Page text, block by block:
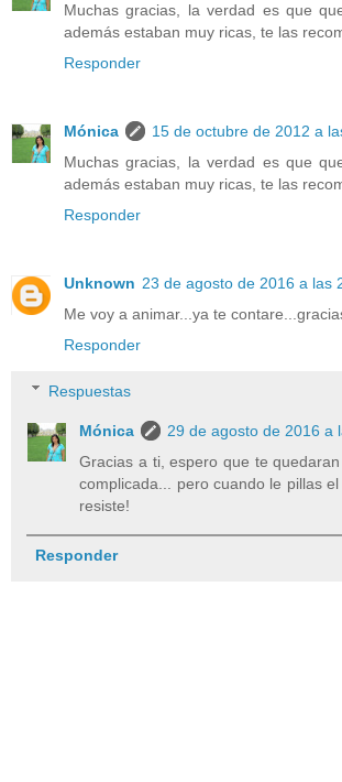
Muchas gracias, la verdad es que
además estaban muy ricas, te las
Responder
Mónica
15 de octubre de 2012 a
Muchas gracias, la verdad es que
además estaban muy ricas, te las
Responder
Unknown 23 de agosto de 2016 a las
Me voy a animar...ya te
Responder
Respuestas
Mónica
29 de agosto de 2016 a
Gracias a ti, espero que te
complicada... pero cuando le pillas
resiste!
Responder